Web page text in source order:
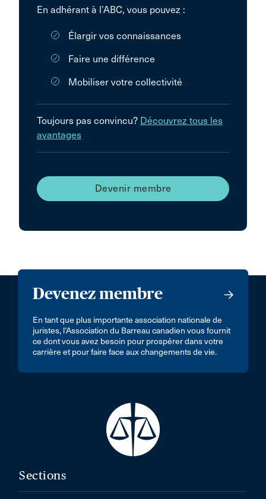
En adhérant à l’ABC, vous pouvez :
Élargir vos connaissances
Faire une différence
Mobiliser votre collectivité
Toujours pas convincu? Découvrez tous les
avantages
Devenir membre
Devenez membre
En tant que plus importante association nationale de
juristes, l’Association du Barreau canadien vous fournit
ce dont vous avez besoin pour prospérer dans votre
carrière et pour faire face aux changements de vie.
Sections